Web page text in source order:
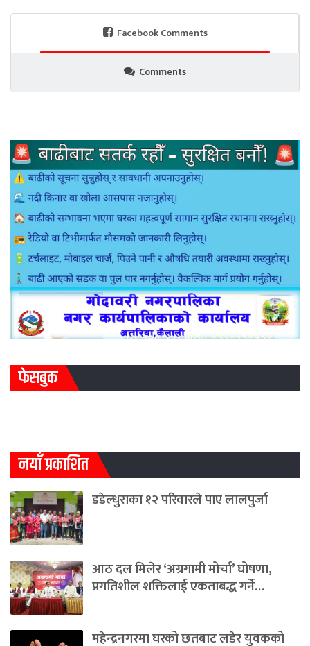
Facebook Comments
Comments
फेसबुक
नयाँ प्रकाशित
डडेल्धुराका १२ परिवारले पाए लालपुर्जा
आठ दल मिलेर ‘अग्रगामी मोर्चा’ घोषणा,
प्रगतिशील शक्तिलाई एकताबद्ध गर्ने…
महेन्द्रनगरमा घरको छतबाट लडेर युवकको